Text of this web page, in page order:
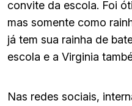
convite da escola. Foi
mas somente como
já tem sua rainha de
escola e a Virginia
Nas redes sociais,